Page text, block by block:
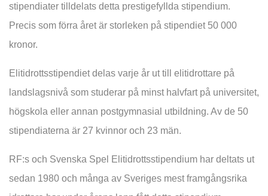
stipendiater tilldelats detta prestigefyllda stipendium.
Precis som förra året är storleken på stipendiet 50 000
kronor.
Elitidrottsstipendiet delas varje år ut till elitidrottare på
landslagsnivå som studerar på minst halvfart på universitet,
högskola eller annan postgymnasial utbildning. Av de 50
stipendiaterna är 27 kvinnor och 23 män.
RF:s och Svenska Spel Elitidrottsstipendium har deltats ut
sedan 1980 och många av Sveriges mest framgångsrika